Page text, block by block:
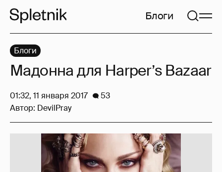
Блоги
Блоги
Мадонна для Harper’s Bazaar
01:32, 11 января 2017
53
Автор: DevilPray